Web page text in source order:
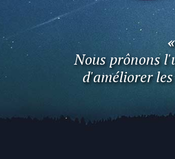
Nous prônons
d'améliorer